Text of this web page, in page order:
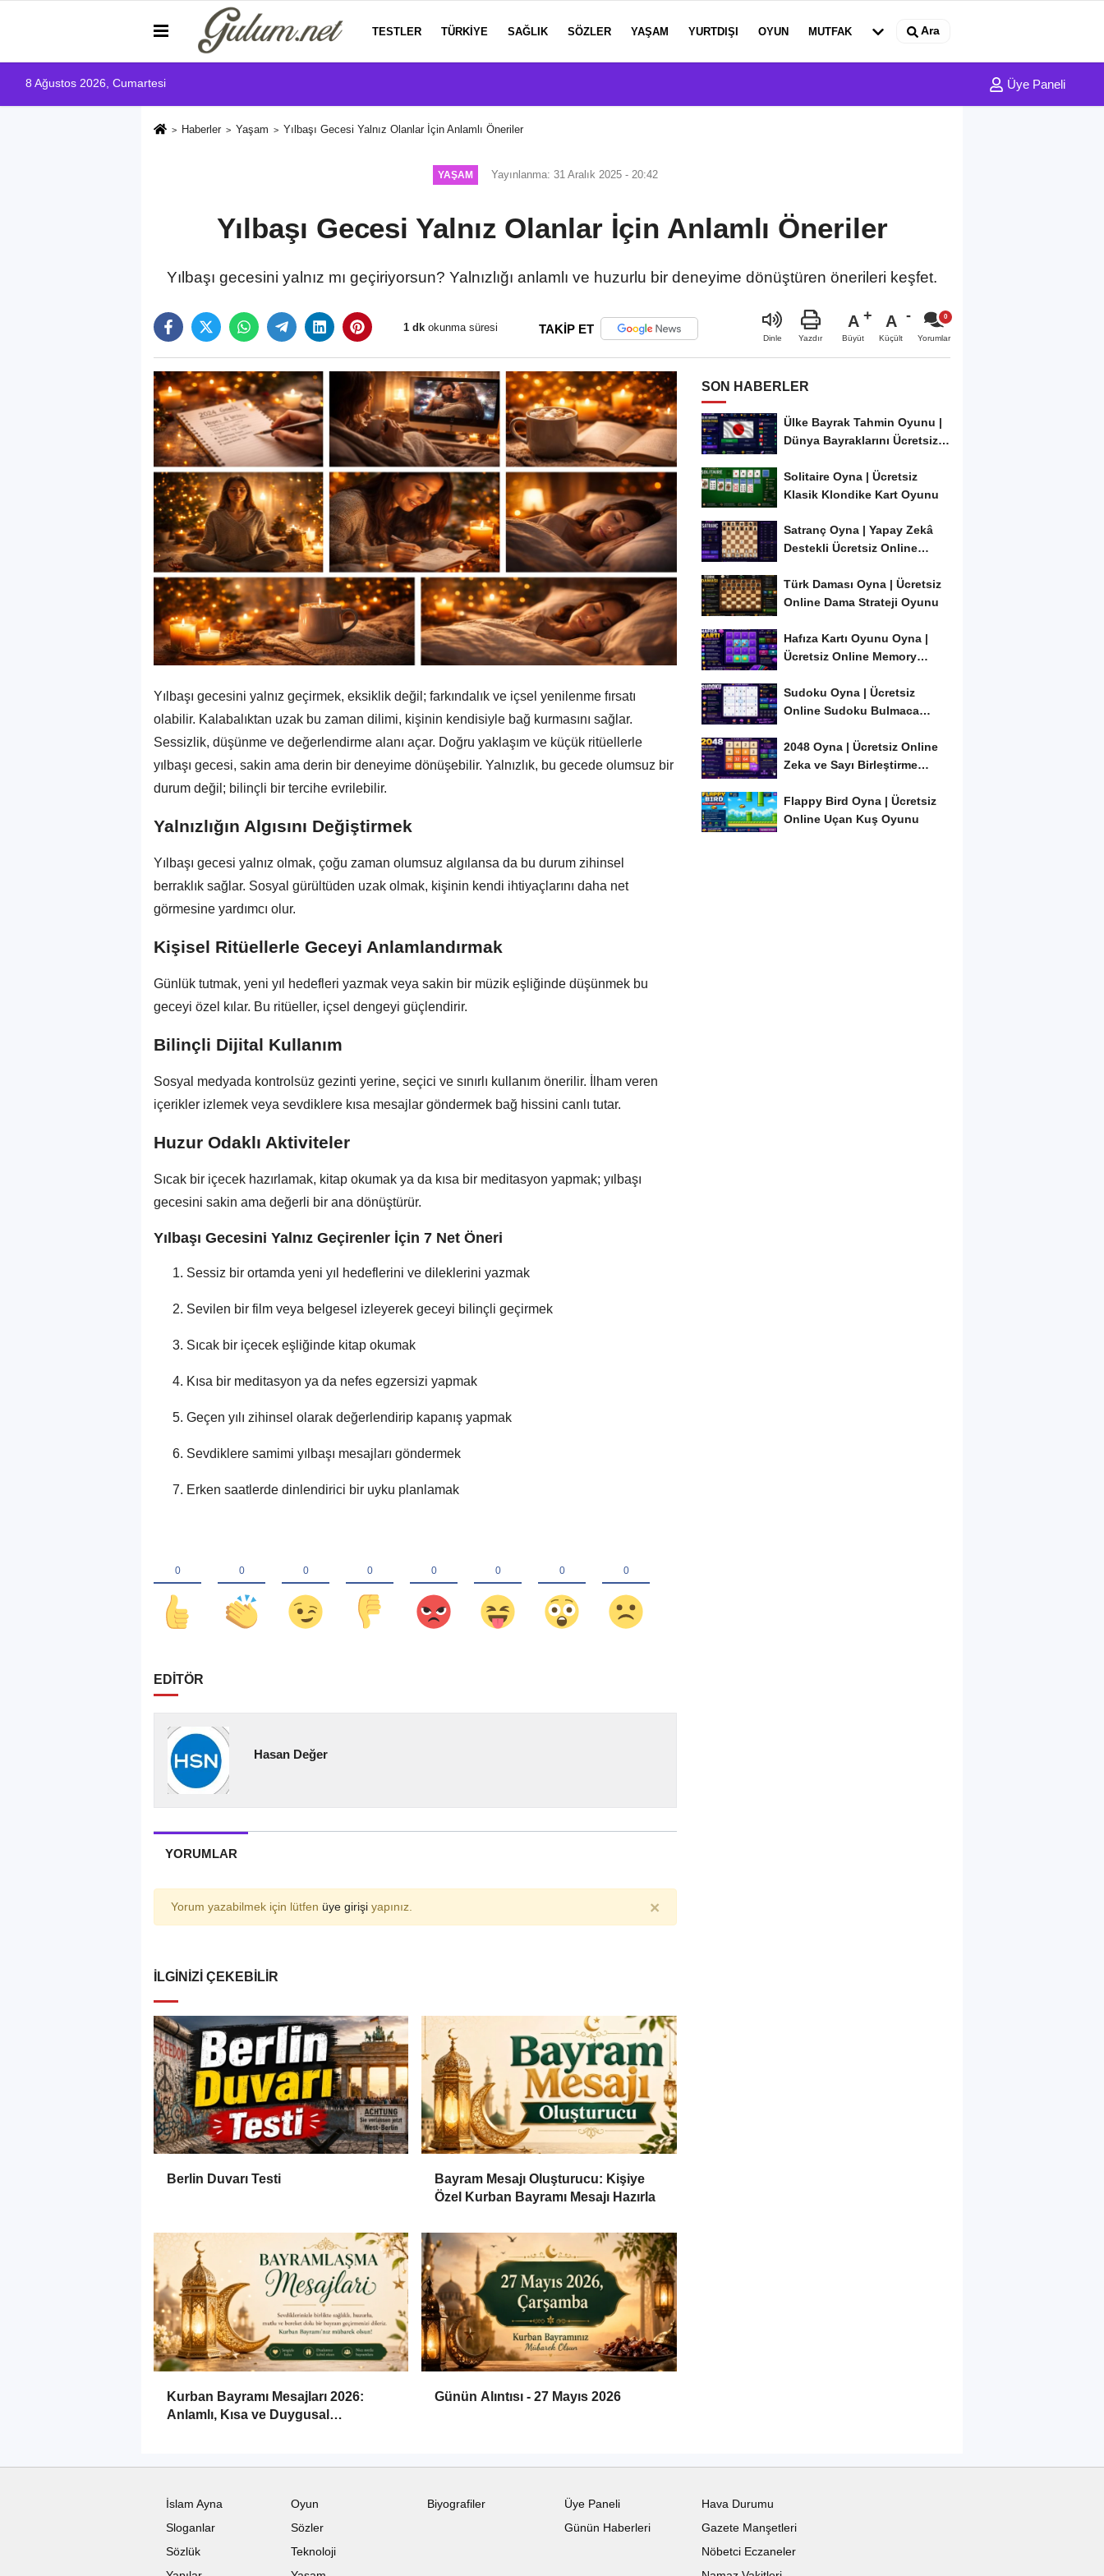
TESTLER TÜRKIYE SAĞLIK SÖZLER YAŞAM YURTDIŞI OYUN MUTFAK Ara
8 Ağustos 2026, Cumartesi Üye Paneli
Haberler Yaşam Yılbaşı Gecesi Yalnız Olanlar İçin Anlamlı Öneriler
YAŞAM Yayınlanma: 31 Aralık 2025 - 20:42
Yılbaşı Gecesi Yalnız Olanlar İçin Anlamlı Öneriler
Yılbaşı gecesini yalnız mı geçiriyorsun? Yalnızlığı anlamlı ve huzurlu bir deneyime dönüştüren önerileri keşfet.
1 dk okunma süresi TAKİP ET
Dinle Yazdır
A
Büyüt
A
Küçült Yorumlar
Yılbaşı gecesini yalnız geçirmek, eksiklik değil; farkındalık ve içsel yenilenme fırsatı
olabilir. Kalabalıktan uzak bu zaman dilimi, kişinin kendisiyle bağ kurmasını sağlar.
Sessizlik, düşünme ve değerlendirme alanı açar. Doğru yaklaşım ve küçük ritüellerle
yılbaşı gecesi, sakin ama derin bir deneyime dönüşebilir. Yalnızlık, bu gecede olumsuz bir
durum değil; bilinçli bir tercihe evrilebilir.
Yalnızlığın Algısını Değiştirmek
Yılbaşı gecesi yalnız olmak, çoğu zaman olumsuz algılansa da bu durum zihinsel
berraklık sağlar. Sosyal gürültüden uzak olmak, kişinin kendi ihtiyaçlarını daha net
görmesine yardımcı olur.
Kişisel Ritüellerle Geceyi Anlamlandırmak
Günlük tutmak, yeni yıl hedefleri yazmak veya sakin bir müzik eşliğinde düşünmek bu
geceyi özel kılar. Bu ritüeller, içsel dengeyi güçlendirir.
Bilinçli Dijital Kullanım
Sosyal medyada kontrolsüz gezinti yerine, seçici ve sınırlı kullanım önerilir. İlham veren
içerikler izlemek veya sevdiklere kısa mesajlar göndermek bağ hissini canlı tutar.
Huzur Odaklı Aktiviteler
Sıcak bir içecek hazırlamak, kitap okumak ya da kısa bir meditasyon yapmak; yılbaşı
gecesini sakin ama değerli bir ana dönüştürür.
Yılbaşı Gecesini Yalnız Geçirenler İçin 7 Net Öneri
Sessiz bir ortamda yeni yıl hedeflerini ve dileklerini yazmak
Sevilen bir film veya belgesel izleyerek geceyi bilinçli geçirmek
Sıcak bir içecek eşliğinde kitap okumak
Kısa bir meditasyon ya da nefes egzersizi yapmak
Geçen yılı zihinsel olarak değerlendirip kapanış yapmak
Sevdiklere samimi yılbaşı mesajları göndermek
Erken saatlerde dinlendirici bir uyku planlamak
EDİTÖR
Hasan Değer
YORUMLAR
Yorum yazabilmek için lütfen üye girişi yapınız. ×
İLGINIZI ÇEKEBILIR
Berlin Duvarı Testi
Bayram Mesajı Oluşturucu: Kişiye
Özel Kurban Bayramı Mesajı Hazırla
Kurban Bayramı Mesajları 2026:
Anlamlı, Kısa ve Duygusal
Günün Alıntısı - 27 Mayıs 2026
SON HABERLER
Ülke Bayrak Tahmin Oyunu |
Dünya Bayraklarını Ücretsiz
Solitaire Oyna | Ücretsiz
Klasik Klondike Kart Oyunu
Satranç Oyna | Yapay Zekâ
Destekli Ücretsiz Online
Türk Daması Oyna | Ücretsiz
Online Dama Strateji Oyunu
Hafıza Kartı Oyunu Oyna |
Ücretsiz Online Memory
Sudoku Oyna | Ücretsiz
Online Sudoku Bulmaca
2048 Oyna | Ücretsiz Online
Zeka ve Sayı Birleştirme
Flappy Bird Oyna | Ücretsiz
Online Uçan Kuş Oyunu
İslam Ayna
Oyun
Sloganlar
Sözler
Sözlük
Teknoloji
Biyografiler
Üye Paneli
Günün Haberleri
Hava Durumu
Gazete Manşetleri
Nöbetci Eczaneler